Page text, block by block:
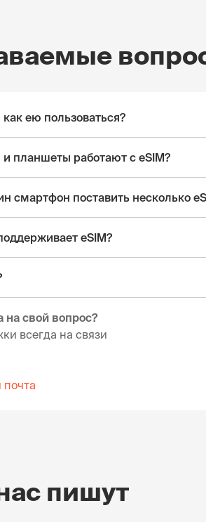
как ею пользоваться?
планшеты работают с eSIM?
смартфон поставить несколько
eSIM?
на свой вопрос?
всегда на связи
почта
пишут